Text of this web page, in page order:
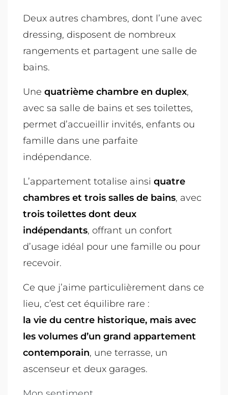
Deux autres chambres, dont l’une avec
dressing, disposent de nombreux
rangements et partagent une salle de
bains.
Une quatrième chambre en duplex,
avec sa salle de bains et ses toilettes,
permet d’accueillir invités, enfants ou
famille dans une parfaite
indépendance.
L’appartement totalise ainsi quatre
chambres et trois salles de bains, avec
trois toilettes dont deux
indépendants, offrant un confort
d’usage idéal pour une famille ou pour
recevoir.
Ce que j’aime particulièrement dans ce
lieu, c’est cet équilibre rare :
la vie du centre historique, mais avec
les volumes d’un grand appartement
contemporain, une terrasse, un
ascenseur et deux garages.